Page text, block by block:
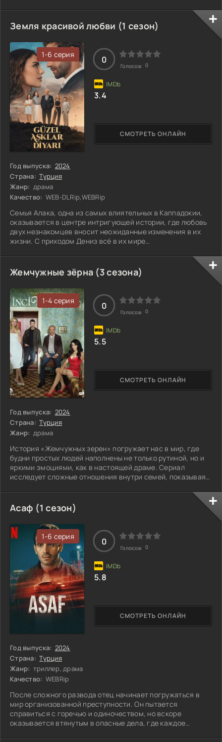
родных, но и открывает для себя новые силы и мудрость,
которые помогают ей начинать жизнь заново. Каждый шаг
вперед становится настоящим испытанием, но
постепенно она понимает, что для восстановления ей
нужно не только давать, но и принимать.
Земля красивой любви (1 сезон)
1-6 серия
Год выпуска: 2024
Страна: Турция
Жанр: драма
Качество: WEB-DLRip,WEBRip
Семья Алака, одна из самых влиятельных в Каппадокии,
оказывается в центре интригующей истории, где любовь
двух незнакомцев вносит неожиданные изменения в их
жизни. С приходом Дениз всё в их мире
привычки и устои начинают рушиться, открывая путь
новым чувствам и сложным отношениям. Каждый член
семьи сталкивается с собственными выборами и
последствиями своих действий, и кажется, что никакие
привычные правила уже не работают. Какой будет цена
этой
СМОТРЕТЬ ОНЛАЙН
0
Голосов: 0
3.4
Жемчужные зёрна (3 сезона)
1-4 серия
Год выпуска: 2024
Страна: Турция
Жанр: драма
История «Жемчужных зерен» погружает нас в мир, где
будни простых людей наполнены не только рутиной, но и
яркими эмоциями, как в настоящей драме. Сериал
исследует сложные отношения внутри семей, показывая,
уюта. В жизни героев переплетаются тьма и свет, а
испытания, с которыми они сталкиваются, заставляют их
меняться и адаптироваться. Каждый день может принести
как разочарования и печаль, так и радостные мгновения,
вызывающие улыбку.
СМОТРЕТЬ ОНЛАЙН
0
Голосов: 0
5.5
Асаф (1 сезон)
1-6 серия
Год выпуска: 2024
Страна: Турция
Жанр: триллер, драма
Качество: WEBRip
После сложного развода отец начинает погружаться в
мир организованной преступности. Он пытается
справиться с горечью и одиночеством, но вскоре
оказывается втянутым в опасные дела, где каждое
СМОТРЕТЬ ОНЛАЙН
0
Голосов: 0
5.8